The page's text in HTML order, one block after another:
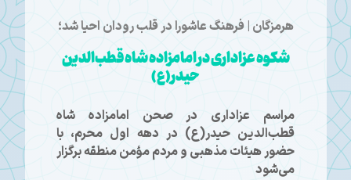
هرمزگان | فرهنگ عاشورا در قلب رودان احیا شد؛
شکوه عزاداری در امامزاده شاه قطب‌الدین
حیدر(ع)
مراسم عزاداری در صحن امامزاده شاه
قطب‌الدین حیدر(ع) در دهه اول محرم، با
حضور هیئات مذهبی و مردم مؤمن منطقه برگزار
می‌شود